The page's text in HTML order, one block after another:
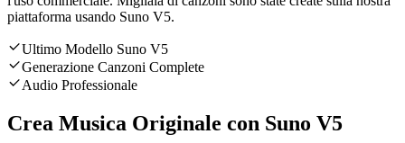
piattaforma usando Suno V5.
Ultimo Modello Suno V5
Generazione Canzoni Complete
Audio Professionale
Crea Musica Originale con Suno V5